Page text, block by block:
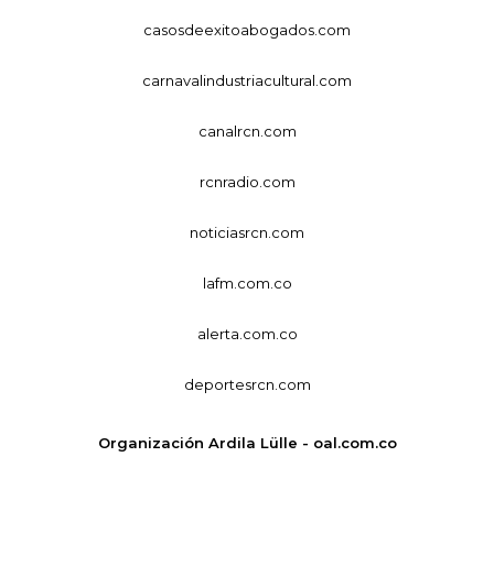
casosdeexitoabogados.com
carnavalindustriacultural.com
canalrcn.com
rcnradio.com
noticiasrcn.com
lafm.com.co
alerta.com.co
deportesrcn.com
Organización Ardila Lülle - oal.com.co